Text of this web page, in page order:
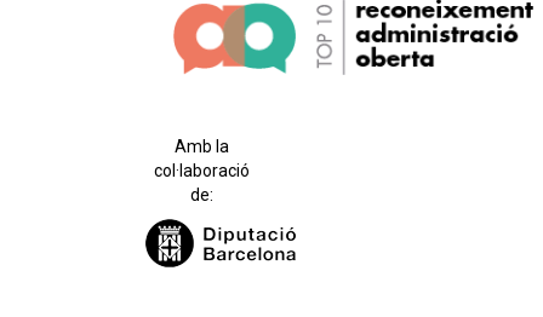
Amb la
col·laboració
de: